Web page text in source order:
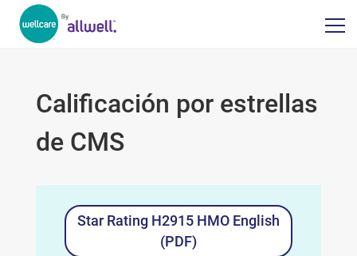
Calificación por estrellas
de CMS
Star Rating H2915 HMO English
(PDF)